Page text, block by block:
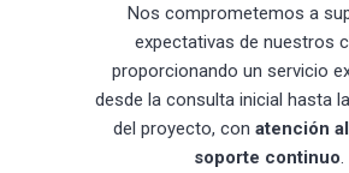
Nos comprometemos a
expectativas de nuestros
proporcionando un servicio
desde la consulta inicial hasta
del proyecto, con atención
soporte continuo.